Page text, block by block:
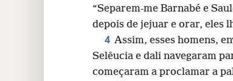
“Separem-me Barnabé e
depois de jejuar e orar, eles
4 Assim, esses homens,
Selêucia e dali navegaram
começaram a proclamar a